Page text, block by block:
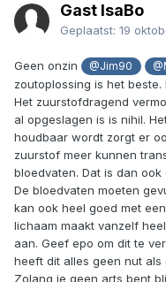
Gast IsaBo
Geplaatst: 19
Geen onzin @Jim90
zoutoplossing is het
Het zuurstofdragend
al opgeslagen is is nihil.
houdbaar wordt zorgt er
zuurstof meer kunnen
bloedvaten. Dat is dan
De bloedvaten moeten
kan ook heel goed met
lichaam maakt vanzelf
aan. Geef epo om dit te
heeft dit alles geen nut
Zolang je geen arts bent